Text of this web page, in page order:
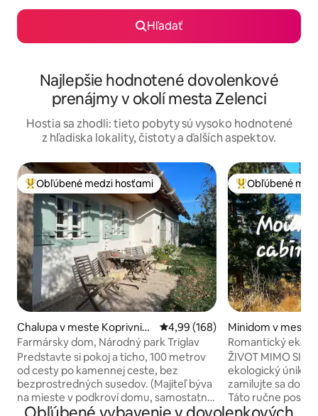
Hľadať
Najlepšie hodnotené dovolenkové
prenájmy v okolí mesta Zelenci
Hostia sa zhodli: tieto pobyty sú vysoko hodnotené
z hľadiska lokality, čistoty a ďalších aspektov.
Najobľúbenejšie medzi hosťami
Obľúbené medzi hosťami
Chalupa v meste Koprivnik
v Bohinju
Priemerné ohodnotenie 4,99 z
4,99 (168)
Farmársky dom, Národný park Triglav
Predstavte si pokoj a ticho, 100 metrov
od cesty po kamennej ceste, bez
bezprostredných susedov. (Majiteľ býva
na mieste v podkroví domu, samostatný
vchod). Priestory na sedenie v okolí
Najobľúbenejšie
Obľúbené
Minidom v meste
Romantický
mimo civilizácie
ŽIVOT MIMO
ekologický únik
zamilujte sa do
Táto ručne
na 1,5 akroch